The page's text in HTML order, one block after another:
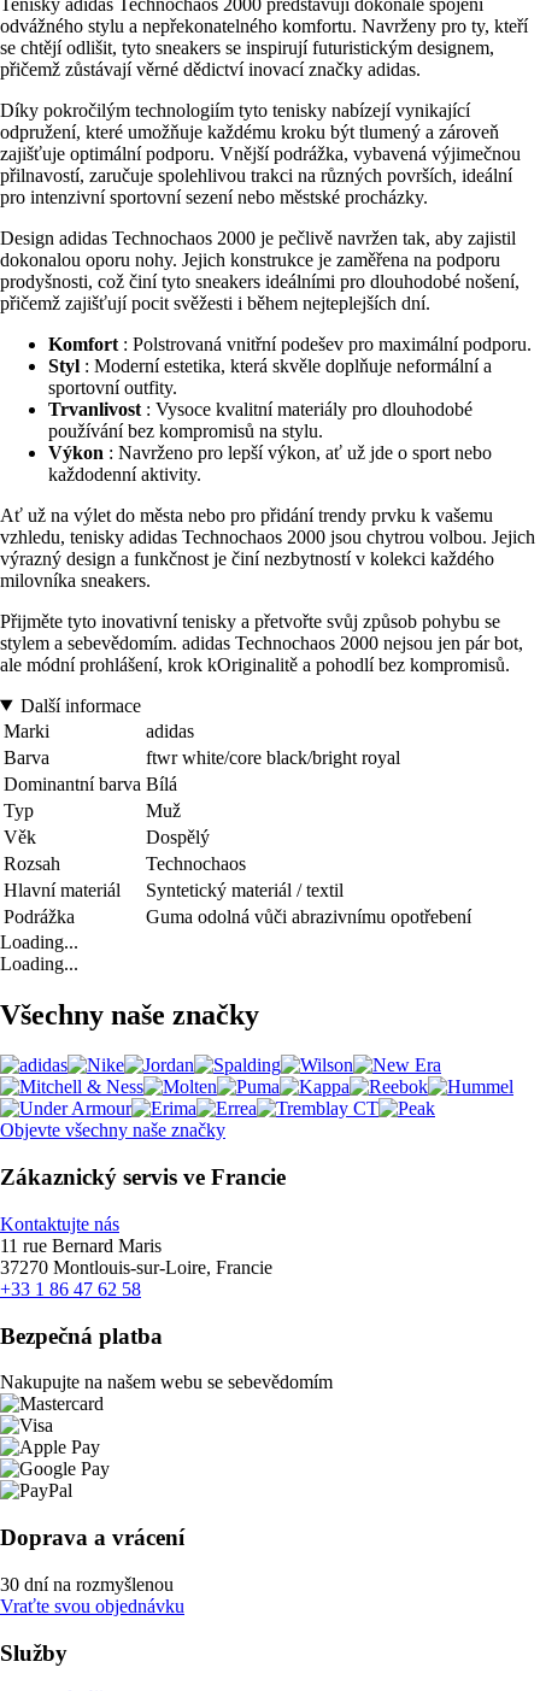
odvážného stylu a nepřekonatelného komfortu. Navrženy pro ty, kteří
se chtějí odlišit, tyto sneakers se inspirují futuristickým designem,
přičemž zůstávají věrné dědictví inovací značky adidas.
Díky pokročilým technologiím tyto tenisky nabízejí vynikající
odpružení, které umožňuje každému kroku být tlumený a zároveň
zajišťuje optimální podporu. Vnější podrážka, vybavená výjimečnou
přilnavostí, zaručuje spolehlivou trakci na různých površích, ideální
pro intenzivní sportovní sezení nebo městské procházky.
Design adidas Technochaos 2000 je pečlivě navržen tak, aby zajistil
dokonalou oporu nohy. Jejich konstrukce je zaměřena na podporu
prodyšnosti, což činí tyto sneakers ideálními pro dlouhodobé nošení,
přičemž zajišťují pocit svěžesti i během nejteplejších dní.
Komfort : Polstrovaná vnitřní podešev pro maximální podporu.
Styl : Moderní estetika, která skvěle doplňuje neformální a
sportovní outfity.
Trvanlivost : Vysoce kvalitní materiály pro dlouhodobé
používání bez kompromisů na stylu.
Výkon : Navrženo pro lepší výkon, ať už jde o sport nebo
každodenní aktivity.
Ať už na výlet do města nebo pro přidání trendy prvku k vašemu
vzhledu, tenisky adidas Technochaos 2000 jsou chytrou volbou. Jejich
výrazný design a funkčnost je činí nezbytností v kolekci každého
milovníka sneakers.
Přijměte tyto inovativní tenisky a přetvořte svůj způsob pohybu se
stylem a sebevědomím. adidas Technochaos 2000 nejsou jen pár bot,
ale módní prohlášení, krok kOriginalitě a pohodlí bez kompromisů.
Další informace
Marki
adidas
Barva
ftwr white/core black/bright royal
Dominantní barva Bílá
Typ
Muž
Věk
Dospělý
Rozsah
Technochaos
Hlavní materiál
Syntetický materiál / textil
Podrážka
Guma odolná vůči abrazivnímu opotřebení
Loading...
Loading...
Všechny naše značky
Objevte všechny naše značky
Zákaznický servis ve Francie
Kontaktujte nás
11 rue Bernard Maris
37270 Montlouis-sur-Loire, Francie
+33 1 86 47 62 58
Bezpečná platba
Nakupujte na našem webu se sebevědomím
Doprava a vrácení
30 dní na rozmyšlenou
Vraťte svou objednávku
Služby